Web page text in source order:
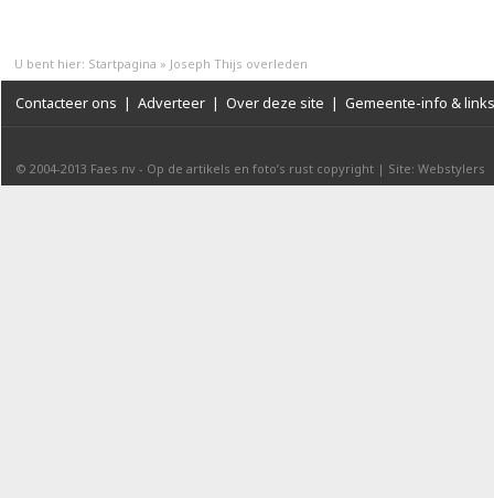
U bent hier: Startpagina » Joseph Thijs overleden
Contacteer ons | Adverteer | Over deze site | Gemeente-info & links
© 2004-2013 Faes nv - Op de artikels en foto’s rust copyright | Site: Webstylers